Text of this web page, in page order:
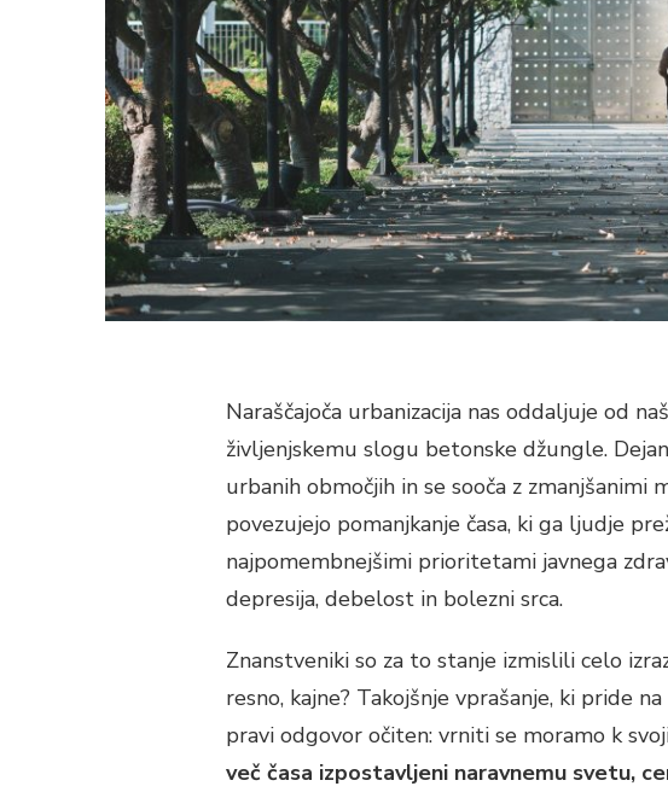
Naraščajoča urbanizacija nas oddaljuje od
življenjskemu slogu betonske džungle.
urbanih območjih in se sooča z
povezujejo pomanjkanje časa, ki ga ljudje
najpomembnejšimi prioritetami javnega
depresija, debelost in bolezni srca.
Znanstveniki so za to stanje izmislili celo
resno, kajne? Takojšnje vprašanje, ki pride
pravi odgovor očiten: vrniti se moramo k
več časa izpostavljeni naravnemu svetu,